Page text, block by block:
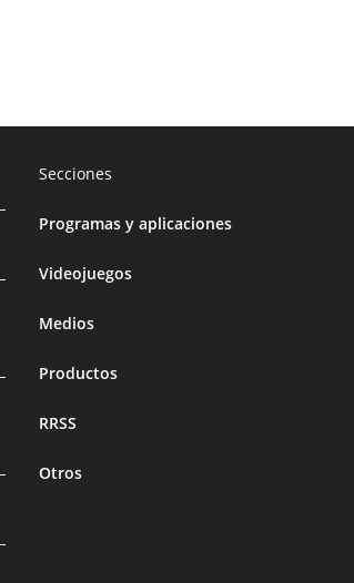
Secciones
Programas y aplicaciones
Videojuegos
Medios
Productos
RRSS
Otros